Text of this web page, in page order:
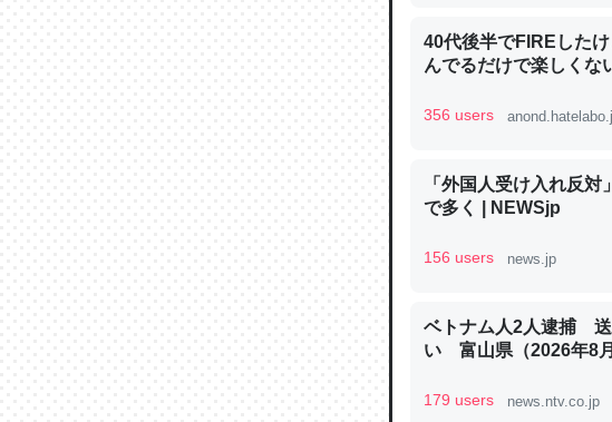
論文では「淡水はカル
は」とあって面白い。
類だと殻を無くしてナ
40代後半でFIREした
んでるだけで楽しくな
356 users
「外国人受け入れ反
で多く | NEWSjp
156 users news.jp
ベトナム人2人逮捕 送
い 富山県（2026年8
179 users news.ntv.co.jp